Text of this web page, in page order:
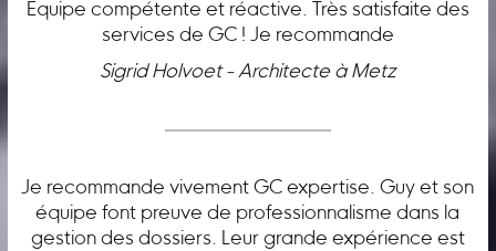
Équipe compétente et réactive. Très satisfaite des
services de GC ! Je recommande
Sigrid Holvoet - Architecte à Metz
Je recommande vivement GC expertise. Guy et son
équipe font preuve de professionnalisme dans la
gestion des dossiers. Leur grande expérience est